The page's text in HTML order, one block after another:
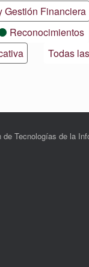
Gestión Financiera
Reconocimientos
Todas
Tecnologías de la